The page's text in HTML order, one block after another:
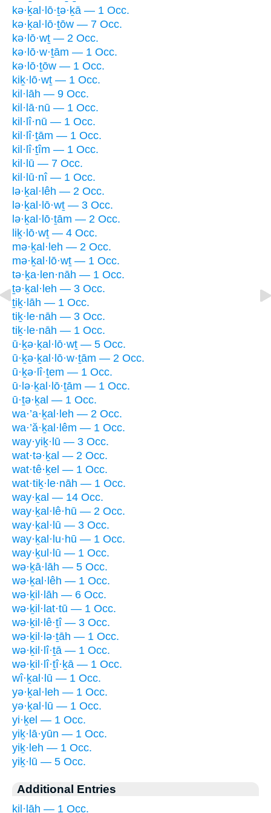
kə·ḵal·lō·ṯə·ḵā — 1 Occ.
kə·ḵal·lō·ṯōw — 7 Occ.
kə·lō·wṯ — 2 Occ.
kə·lō·w·ṯām — 1 Occ.
kə·lō·ṯōw — 1 Occ.
kiḵ·lō·wṯ — 1 Occ.
kil·lāh — 9 Occ.
kil·lā·nū — 1 Occ.
kil·lî·nū — 1 Occ.
kil·lî·ṯām — 1 Occ.
kil·lî·ṯîm — 1 Occ.
kil·lū — 7 Occ.
kil·lū·nî — 1 Occ.
lə·ḵal·lêh — 2 Occ.
lə·ḵal·lō·wṯ — 3 Occ.
lə·ḵal·lō·ṯām — 2 Occ.
liḵ·lō·wṯ — 4 Occ.
mə·ḵal·leh — 2 Occ.
mə·ḵal·lō·wṯ — 1 Occ.
tə·ḵa·len·nāh — 1 Occ.
ṯə·ḵal·leh — 3 Occ.
ṯiḵ·lāh — 1 Occ.
tiḵ·le·nāh — 3 Occ.
tiḵ·le·nāh — 1 Occ.
ū·ḵə·ḵal·lō·wṯ — 5 Occ.
ū·ḵə·ḵal·lō·w·ṯām — 2 Occ.
ū·ḵə·lî·ṯem — 1 Occ.
ū·lə·ḵal·lō·ṯām — 1 Occ.
ū·ṯə·ḵal — 1 Occ.
wa·’a·ḵal·leh — 2 Occ.
wa·’ă·ḵal·lêm — 1 Occ.
way·yiḵ·lū — 3 Occ.
wat·tə·ḵal — 2 Occ.
wat·tê·ḵel — 1 Occ.
wat·tiḵ·le·nāh — 1 Occ.
way·ḵal — 14 Occ.
way·ḵal·lê·hū — 2 Occ.
way·ḵal·lū — 3 Occ.
way·ḵal·lu·hū — 1 Occ.
way·ḵul·lū — 1 Occ.
wə·ḵā·lāh — 5 Occ.
wə·ḵal·lêh — 1 Occ.
wə·ḵil·lāh — 6 Occ.
wə·ḵil·lat·tū — 1 Occ.
wə·ḵil·lê·ṯî — 3 Occ.
wə·ḵil·lə·ṯāh — 1 Occ.
wə·ḵil·lî·ṯā — 1 Occ.
wə·ḵil·lî·ṯî·ḵā — 1 Occ.
wî·ḵal·lū — 1 Occ.
yə·ḵal·leh — 1 Occ.
yə·ḵal·lū — 1 Occ.
yi·ḵel — 1 Occ.
yiḵ·lā·yūn — 1 Occ.
yiḵ·leh — 1 Occ.
yiḵ·lū — 5 Occ.
Additional Entries
ḵil·lāh — 1 Occ.